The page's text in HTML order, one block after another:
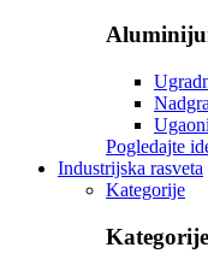
Pogledajte
Industrijska rasveta
Kategorije
Kategorije